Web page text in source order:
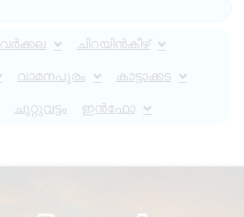
വർക്കല ചിറയിൻകീഴ്
വാമനപുരം കാട്ടാക്കട
ചുറ്റുവട്ടം ഇൻഫോ